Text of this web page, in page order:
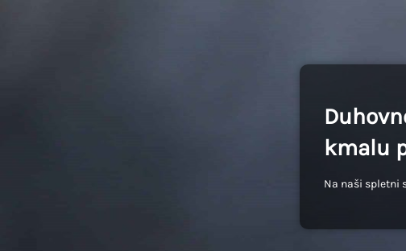
kmalu
Na naši spletni